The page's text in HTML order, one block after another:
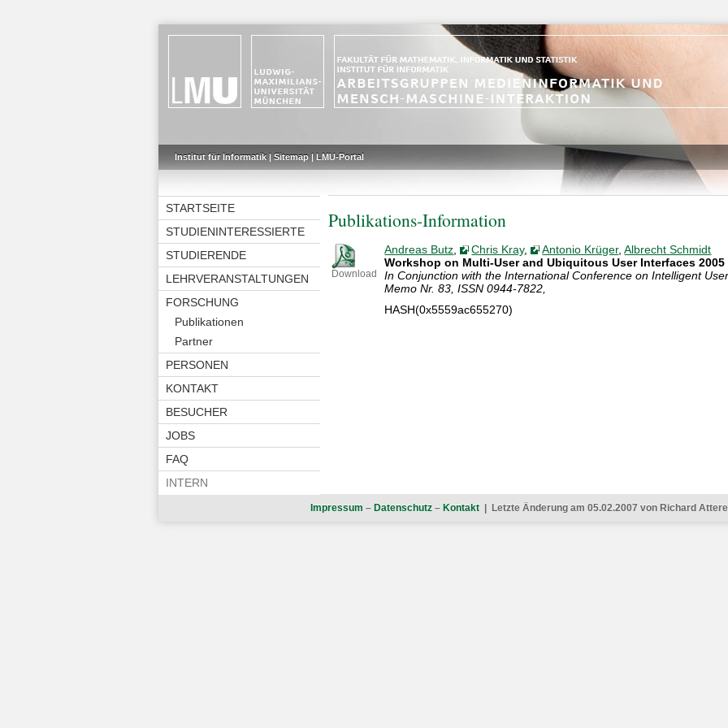
Institut für Informatik| Sitemap| LMU-Portal
STARTSEITE
STUDIENINTERESSIERTE
STUDIERENDE
LEHRVERANSTALTUNGEN
FORSCHUNG
Publikationen
Partner
PERSONEN
KONTAKT
BESUCHER
JOBS
FAQ
INTERN
Publikations-Information
Download
Andreas Butz, Chris Kray, Antonio Krüger,Albrecht Schmidt
Workshop on Multi-User and Ubiquitous User Interfaces 2005
In Conjunction with the International Conference on Intelligent
Memo Nr. 83, ISSN 0944-7822,
HASH(0x5559ac655270)
Impressum – Datenschutz – Kontakt | Letzte Änderung am 05.02.2007 von Richard